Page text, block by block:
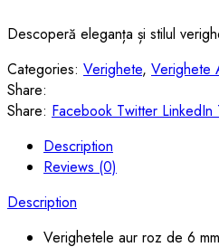
Descoperă eleganța și stilul
Categories: Verighete, Verighete
Share:
Share: Facebook Twitter LinkedIn
Description
Reviews (0)
Description
Verighetele aur roz de 6